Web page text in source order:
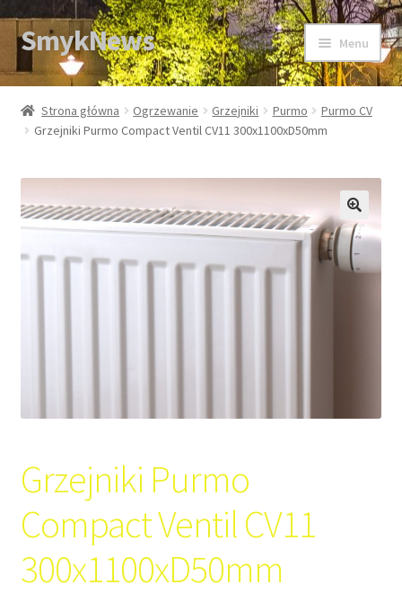
Przejdź
do
nawigacji
Przejdź
do
treści
SmykNews Menu
Strona główna
Strona główna Ogrzewanie Grzejniki Purmo
Purmo CV
Grzejniki Purmo Compact Ventil CV11 300x1100xD50mm
Grzejniki Purmo
Compact Ventil CV11
300x1100xD50mm